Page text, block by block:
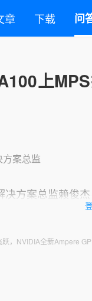
章 下载 问
上
案总监
方案总监赖俊
，NVIDIA全新Ampere